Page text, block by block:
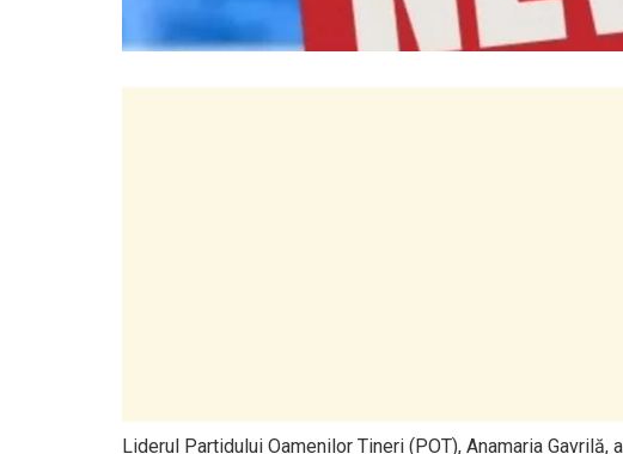
Liderul Partidului Oamenilor Tineri (POT), Anamaria